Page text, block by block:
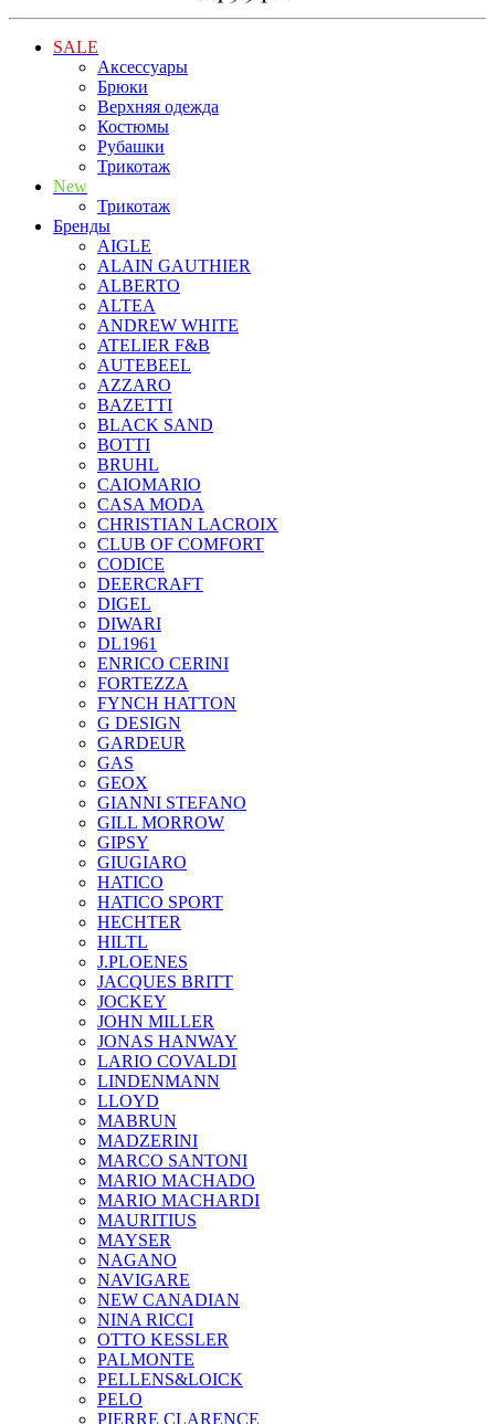
SALE
Аксессуары
Брюки
Верхняя одежда
Костюмы
Рубашки
Трикотаж
New
Трикотаж
Бренды
AIGLE
ALAIN GAUTHIER
ALBERTO
ALTEA
ANDREW WHITE
ATELIER F&B
AUTEBEEL
AZZARO
BAZETTI
BLACK SAND
BOTTI
BRUHL
CAIOMARIO
CASA MODA
CHRISTIAN LACROIX
CLUB OF COMFORT
CODICE
DEERCRAFT
DIGEL
DIWARI
DL1961
ENRICO CERINI
FORTEZZA
FYNCH HATTON
G DESIGN
GARDEUR
GAS
GEOX
GIANNI STEFANO
GILL MORROW
GIPSY
GIUGIARO
HATICO
HATICO SPORT
HECHTER
HILTL
J.PLOENES
JAСQUES BRITT
JOCKEY
JOHN MILLER
JONAS HANWAY
LARIO COVALDI
LINDENMANN
LLOYD
MABRUN
MADZERINI
MARCO SANTONI
MARIO MACHADO
MARIO MACHARDI
MAURITIUS
MAYSER
NAGANO
NAVIGARE
NEW CANADIAN
NINA RICCI
OTTO KESSLER
PALMONTE
PELLENS&LOICK
PELO
PIERRE CLARENCE